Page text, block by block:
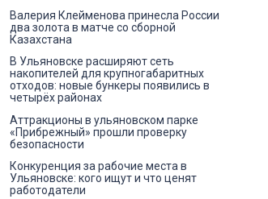
Валерия Клейменова принесла России
два золота в матче со сборной
Казахстана
В Ульяновске расширяют сеть
накопителей для крупногабаритных
отходов: новые бункеры появились в
четырёх районах
Аттракционы в ульяновском парке
«Прибрежный» прошли проверку
безопасности
Конкуренция за рабочие места в
Ульяновске: кого ищут и что ценят
работодатели